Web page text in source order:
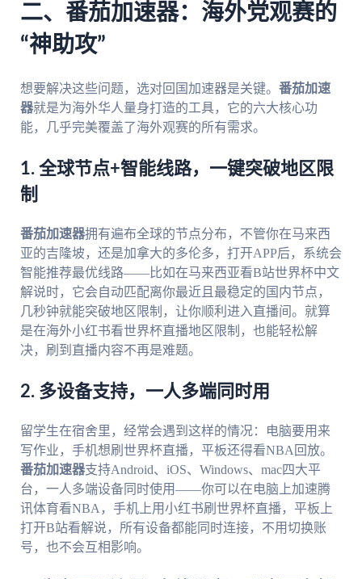
二、番茄加速器：海外党观赛的
“神助攻”
想要解决这些问题，选对回国加速器是关键。 番茄加速
器就是为海外华人量身打造的工具，它的六大核心功
能，几乎完美覆盖了海外观赛的所有需求。
1. 全球节点+智能线路，一键突破地区限
制
番茄加速器拥有遍布全球的节点分布，不管你在马来西
亚的吉隆坡，还是加拿大的多伦多，打开APP后，系统会
智能推荐最优线路——比如在马来西亚看B站世界杯中文
解说时，它会自动匹配离你最近且最稳定的国内节点，
几秒钟就能突破地区限制，让你顺利进入直播间。就算
是在海外小红书看世界杯直播地区限制，也能轻松解
决，刷到直播内容不再是难题。
2. 多设备支持，一人多端同时用
留学生在宿舍里，经常会遇到这样的情况：电脑要用来
写作业，手机想刷世界杯直播，平板还得看NBA回放。
番茄加速器支持Android、iOS、Windows、mac四大平
台，一人多端设备同时使用——你可以在电脑上加速腾
讯体育看NBA，手机上用小红书刷世界杯直播，平板上
打开B站看解说，所有设备都能同时连接，不用切换账
号，也不会互相影响。